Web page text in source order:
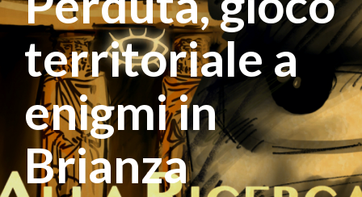
territoriale a
enigmi in
Brianza